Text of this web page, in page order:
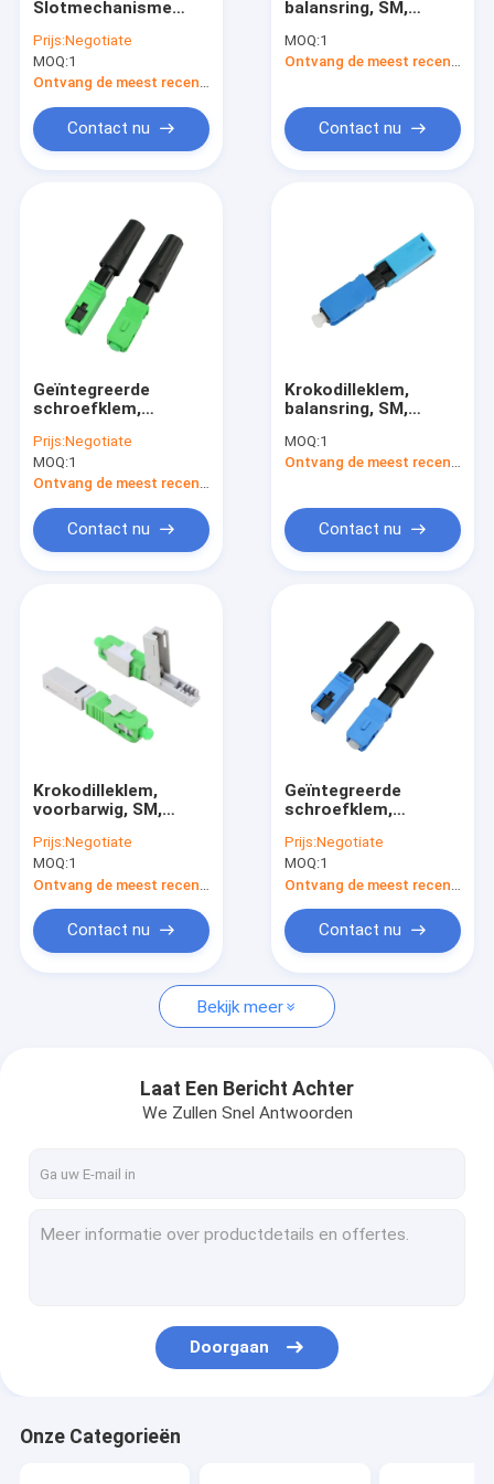
Slotmechanisme
pre-Oppoetst Wig
Mechanische de
Lassc/upc Snelle
Lengtevezel
Prijs:Negotiate
MOQ:1
Ontvang de meest recente Prijs
Contact nu
balansring, SM,
dalingskabel,
verticale input,
schakelaar
MOQ:1
Contact nu
Geïntegreerde
schroefklem,
50mm, voor
dalingskabel, vlakke
input, SC/APC-
Schakelaar
Prijs:Negotiate
MOQ:1
Ontvang de meest recente Prijs
Contact nu
Krokodilleklem,
balansring, SM,
dalingskabel,
verticale input,
schakelaar
MOQ:1
Ontvang de meest recente Prijs
Contact nu
Krokodilleklem,
voorbarwig, SM,
dalingskabel,
verticale input,
SC/APC-de Optische
Gebiedsassemblage
Prijs:Negotiate
MOQ:1
Contact nu
Geïntegreerde
schroefklem,
50mm, voor
dalingskabel, vlakke
input, SC/UPC-
Schakelaar
Prijs:Negotiate
MOQ:1
Contact nu
Bekijk meer
Laat Een Bericht Achter
We Zullen Snel Antwoorden
Doorgaan
Onze Categorieën